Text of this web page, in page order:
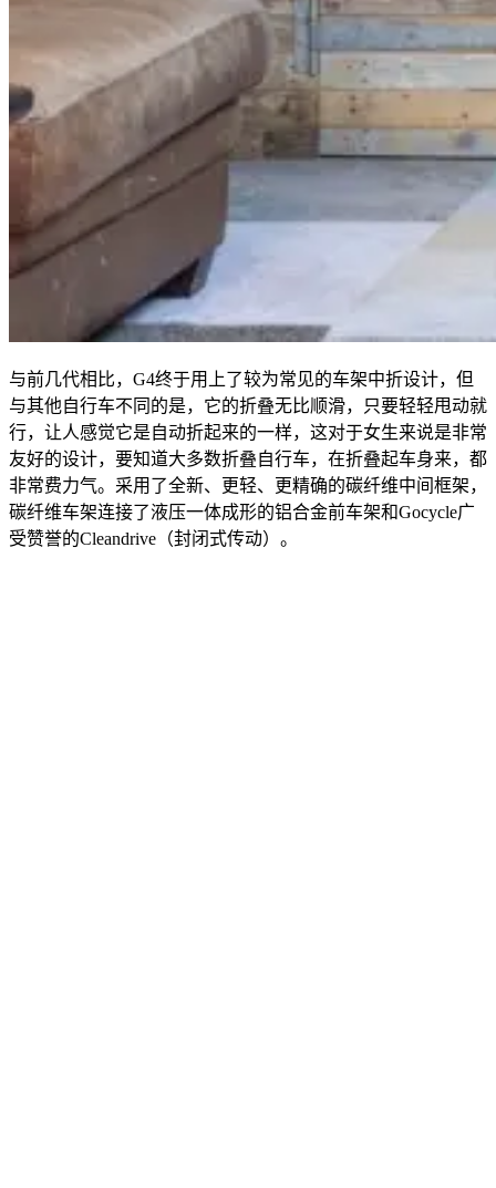
与前几代相比，G4终于用上了较为常见的车架中折设计，但
与其他自行车不同的是，它的折叠无比顺滑，只要轻轻甩动就
行，让人感觉它是自动折起来的一样，这对于女生来说是非常
友好的设计，要知道大多数折叠自行车，在折叠起车身来，都
非常费力气。采用了全新、更轻、更精确的碳纤维中间框架，
碳纤维车架连接了液压一体成形的铝合金前车架和Gocycle广
受赞誉的Cleandrive（封闭式传动）。